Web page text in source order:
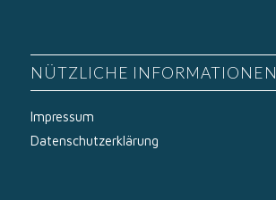
NÜTZLICHE INFORMATIONEN
Impressum
Datenschutzerklärung